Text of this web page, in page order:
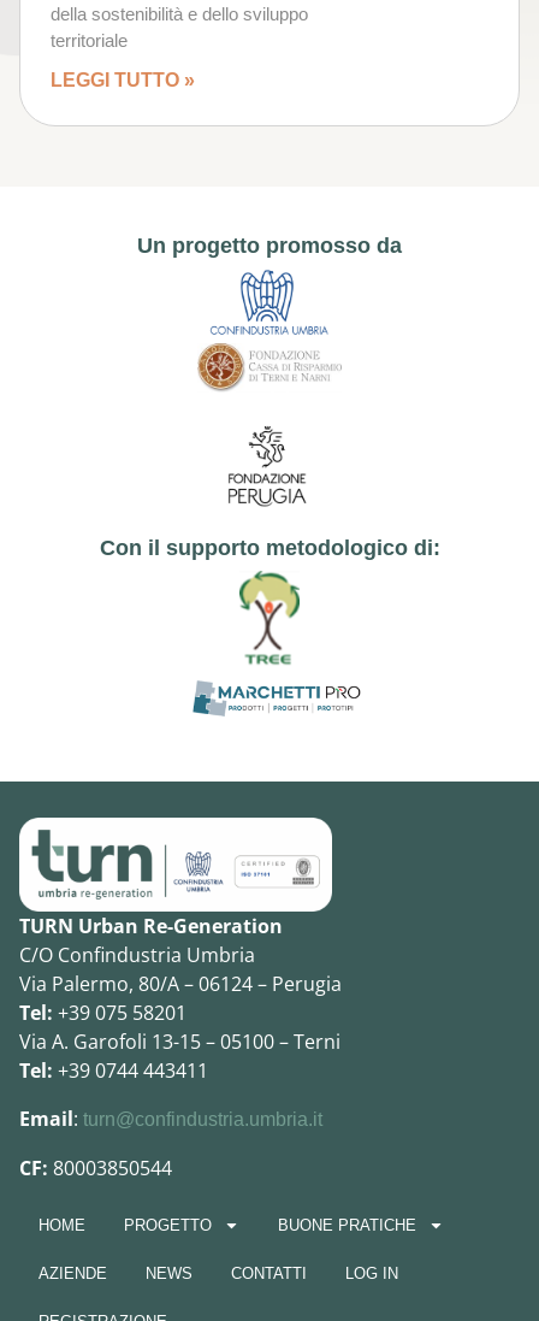
della sostenibilità e dello sviluppo
territoriale
LEGGI TUTTO »
Un progetto promosso da
Con il supporto metodologico di:
TURN Urban Re-Generation
C/O Confindustria Umbria
Via Palermo, 80/A – 06124 – Perugia
Tel: +39 075 58201
Via A. Garofoli 13-15 – 05100 – Terni
Tel: +39 0744 443411
Email: turn@confindustria.umbria.it
CF: 80003850544
HOME PROGETTO BUONE PRATICHE
AZIENDE NEWS CONTATTI LOG IN